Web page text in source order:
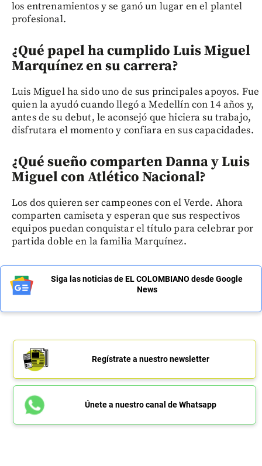
los entrenamientos y se ganó un lugar en el plantel
profesional.
¿Qué papel ha cumplido Luis Miguel
Marquínez en su carrera?
Luis Miguel ha sido uno de sus principales apoyos. Fue
quien la ayudó cuando llegó a Medellín con 14 años y,
antes de su debut, le aconsejó que hiciera su trabajo,
disfrutara el momento y confiara en sus capacidades.
¿Qué sueño comparten Danna y Luis
Miguel con Atlético Nacional?
Los dos quieren ser campeones con el Verde. Ahora
comparten camiseta y esperan que sus respectivos
equipos puedan conquistar el título para celebrar por
partida doble en la familia Marquínez.
Siga las noticias de EL COLOMBIANO desde Google
News
Regístrate a nuestro newsletter
Únete a nuestro canal de Whatsapp